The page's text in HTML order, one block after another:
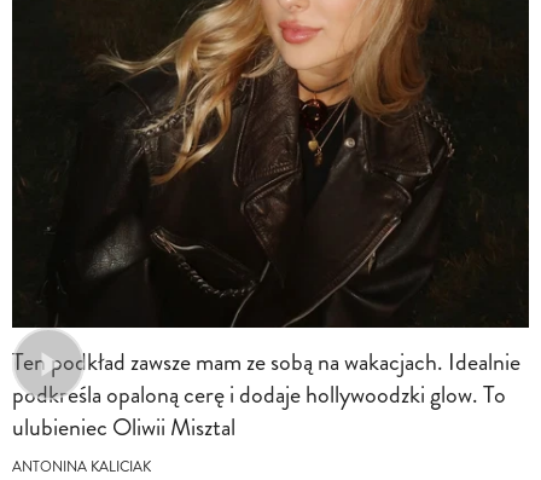
Ten podkład zawsze mam ze sobą na wakacjach. Idealnie
podkreśla opaloną cerę i dodaje hollywoodzki glow. To
ulubieniec Oliwii Misztal
ANTONINA KALICIAK